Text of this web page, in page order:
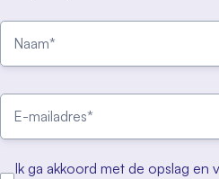
Ik ga akkoord met de opslag en